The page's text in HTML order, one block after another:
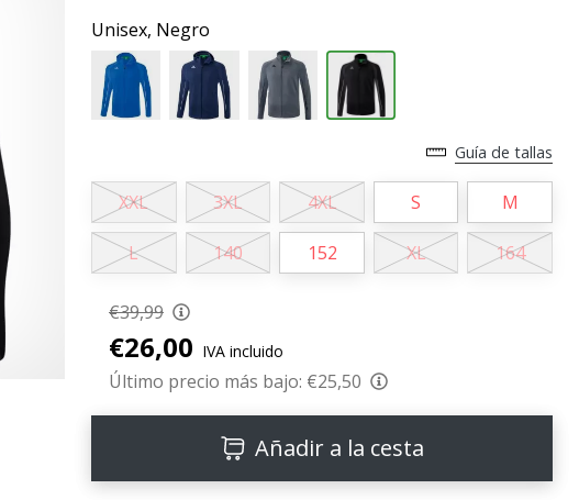
Unisex, Negro
Guía de tallas
XXL 3XL 4XL S M
L 140 152 XL 164
€39,99
€26,00 IVA incluido
Último precio más bajo: €25,50
Añadir a la cesta